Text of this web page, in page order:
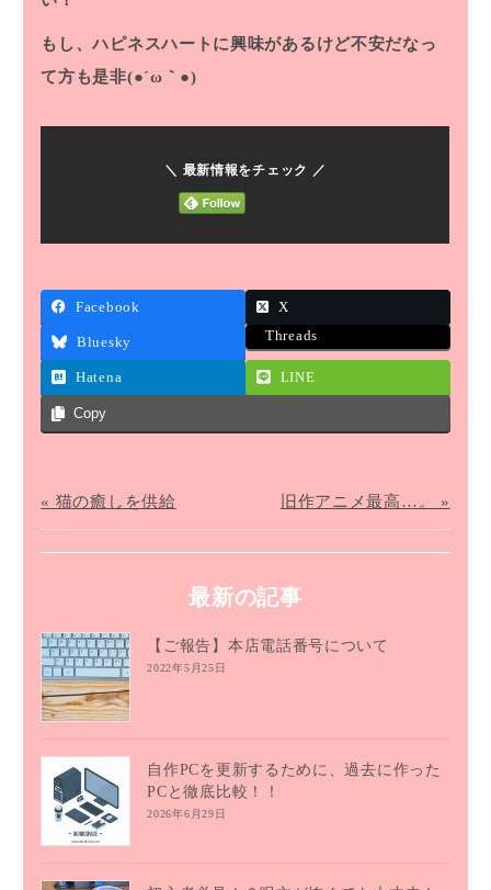
もし、ハピネスハートに興味があるけど不安だなっ
て方も是非(●´ω｀●)
＼ 最新情報をチェック ／
Facebook X
Bluesky Threads
Hatena LINE
Copy
« 猫の癒しを供給 旧作アニメ最高…。 »
最新の記事
【ご報告】本店電話番号について
2022年5月25日
自作PCを更新するために、過去に作った
PCと徹底比較！！
2026年6月29日